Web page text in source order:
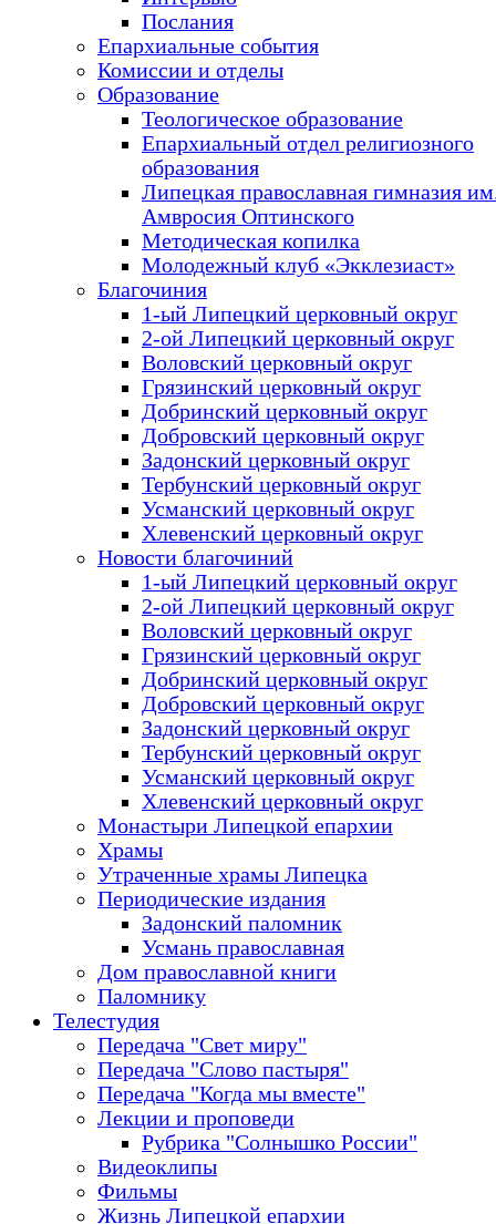
Послания
Епархиальные события
Комиссии и отделы
Образование
Теологическое образование
Епархиальный отдел религиозного
образования
Липецкая православная гимназия
Амвросия Оптинского
Методическая копилка
Молодежный клуб «Экклезиаст»
Благочиния
1-ый Липецкий церковный округ
2-ой Липецкий церковный округ
Воловский церковный округ
Грязинский церковный округ
Добринский церковный округ
Добровский церковный округ
Задонский церковный округ
Тербунский церковный округ
Усманский церковный округ
Хлевенский церковный округ
Новости благочиний
1-ый Липецкий церковный округ
2-ой Липецкий церковный округ
Воловский церковный округ
Грязинский церковный округ
Добринский церковный округ
Добровский церковный округ
Задонский церковный округ
Тербунский церковный округ
Усманский церковный округ
Хлевенский церковный округ
Монастыри Липецкой епархии
Храмы
Утраченные храмы Липецка
Периодические издания
Задонский паломник
Усмань православная
Дом православной книги
Паломнику
Телестудия
Передача "Свет миру"
Передача "Слово пастыря"
Передача "Когда мы вместе"
Лекции и проповеди
Рубрика "Солнышко России"
Видеоклипы
Фильмы
Жизнь Липецкой епархии